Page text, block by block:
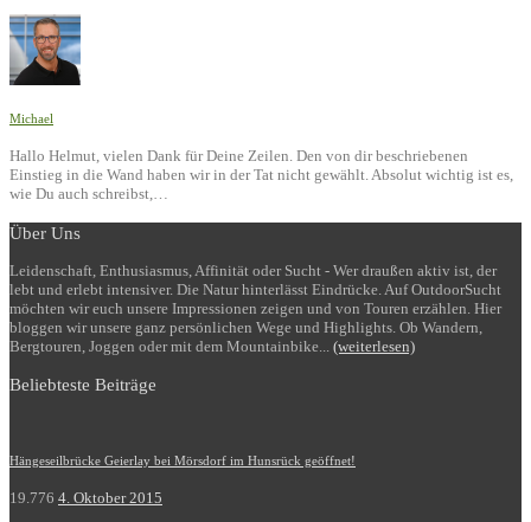
Michael
Hallo Helmut, vielen Dank für Deine Zeilen. Den von dir beschriebenen
Einstieg in die Wand haben wir in der Tat nicht gewählt. Absolut wichtig ist es,
wie Du auch schreibst,…
Über Uns
Leidenschaft, Enthusiasmus, Affinität oder Sucht - Wer draußen aktiv ist, der
lebt und erlebt intensiver. Die Natur hinterlässt Eindrücke. Auf OutdoorSucht
möchten wir euch unsere Impressionen zeigen und von Touren erzählen. Hier
bloggen wir unsere ganz persönlichen Wege und Highlights. Ob Wandern,
Bergtouren, Joggen oder mit dem Mountainbike... (weiterlesen)
Beliebteste Beiträge
Hängeseilbrücke Geierlay bei Mörsdorf im Hunsrück geöffnet!
19.776 4. Oktober 2015